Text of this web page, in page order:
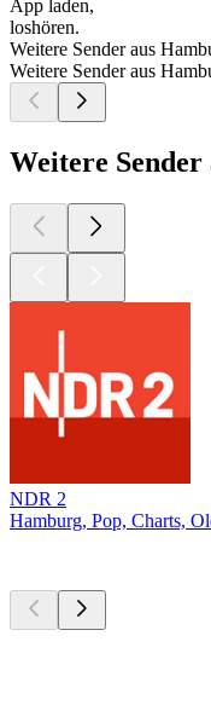
App laden,
loshören.
Weitere Sender aus
Weitere Sender aus
Weitere
NDR 2
Hamburg, Pop, Charts,